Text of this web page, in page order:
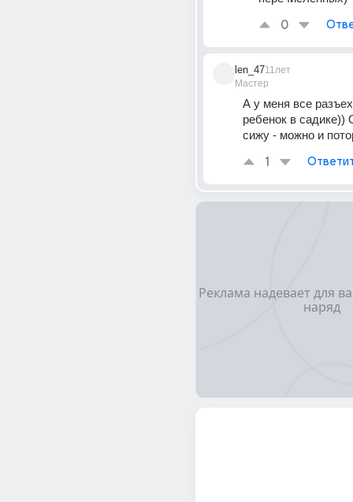
0
len_47
Мастер
11лет
А у меня все
ребенок в садике))
сижу - можно и
1